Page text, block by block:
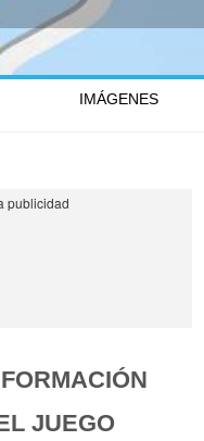
IMÁGENES
JUEGO